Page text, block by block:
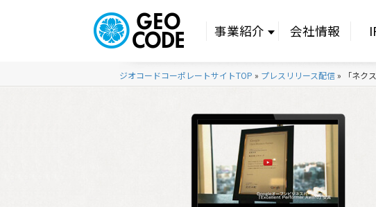
事業紹介 会社情報
ジオコードコーポレートサイトTOP » プレスリリース配信 » 「ネク